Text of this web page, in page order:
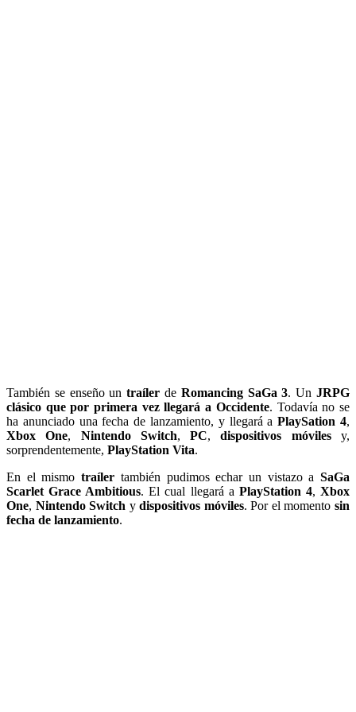
También se enseño untraíler de Romancing SaGa 3. UnJRPG
clásico que por primera vez llegará a Occidente. Todavía no se
ha anunciado una fecha de lanzamiento, y llegará aPlaySation 4,
Xbox One, Nintendo Switch,PC,dispositivos móvilesy,
sorprendentemente, PlayStation Vita.
En el mismotraíler también pudimos echar un vistazo aSaGa
Scarlet Grace Ambitious. El cual llegará a PlayStation 4,Xbox
One, Nintendo Switch ydispositivos móviles. Por el momentosin
fecha de lanzamiento.